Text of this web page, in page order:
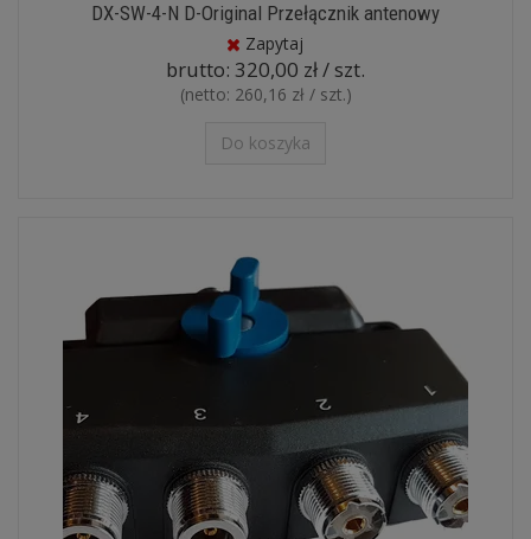
DX-SW-4-N D-Original Przełącznik antenowy
Zapytaj
brutto: 320,00 zł / szt.
(netto: 260,16 zł / szt.)
Do koszyka